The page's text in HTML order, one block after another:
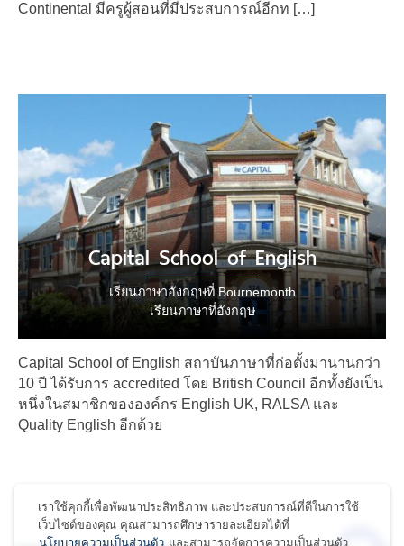
Continental มีครูผู้สอนที่มีประสบการณ์อีกท […]
Capital School of English
เรียนภาษาอังกฤษที่ Bournemonth
เรียนภาษาที่อังกฤษ
Capital School of English สถาบันภาษาที่ก่อตั้งมานานกว่า
10 ปี ได้รับการ accredited โดย British Council อีกทั้งยังเป็น
หนึ่งในสมาชิกขององค์กร English UK, RALSA และ
Quality English อีกด้วย
เราใช้คุกกี้เพื่อพัฒนาประสิทธิภาพ และประสบการณ์ที่ดีในการใช้
เว็บไซต์ของคุณ คุณสามารถศึกษารายละเอียดได้ที่
นโยบายความเป็นส่วนตัว และสามารถจัดการความเป็นส่วนตัว